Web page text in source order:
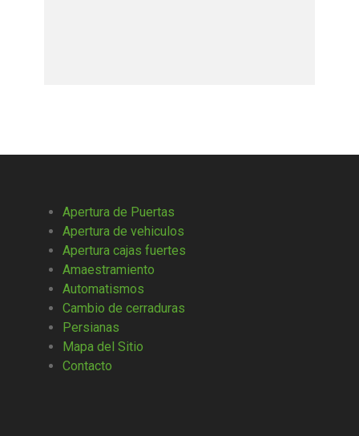
Apertura de Puertas
Apertura de vehiculos
Apertura cajas fuertes
Amaestramiento
Automatismos
Cambio de cerraduras
Persianas
Mapa del Sitio
Contacto